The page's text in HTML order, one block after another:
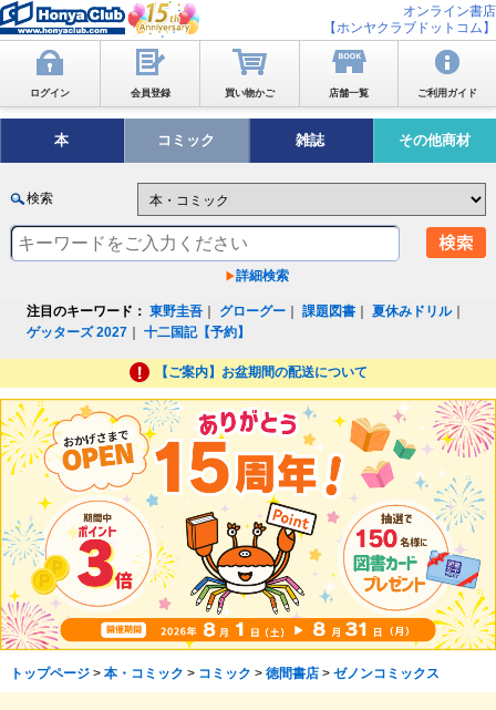
オンライン書店
【ホンヤクラブドットコム】
ログイン 会員登録 買い物かご 店舗一覧 ご利用ガイド
本 コミック 雑誌 その他商材
検索
詳細検索
注目のキーワード： 東野圭吾 グローグー ｜課題図書 ｜夏休みドリル｜
ゲッターズ 2027 ｜十二国記【予約】
【ご案内】お盆期間の配送について
トップページ> 本・コミック > コミック > 徳間書店> ゼノンコミックス